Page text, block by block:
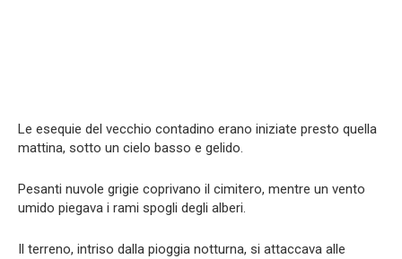
Le esequie del vecchio contadino erano iniziate presto quella
mattina, sotto un cielo basso e gelido.
Pesanti nuvole grigie coprivano il cimitero, mentre un vento
umido piegava i rami spogli degli alberi.
Il terreno, intriso dalla pioggia notturna, si attaccava alle